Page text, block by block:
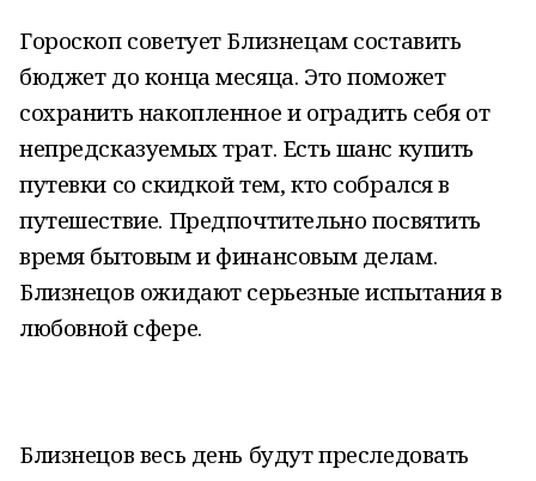
Гороскоп советует Близнецам составить
бюджет до конца месяца. Это поможет
сохранить накопленное и оградить себя от
непредсказуемых трат. Есть шанс купить
путевки со скидкой тем, кто собрался в
путешествие. Предпочтительно посвятить
время бытовым и финансовым делам.
Близнецов ожидают серьезные испытания в
любовной сфере.
Близнецов весь день будут преследовать